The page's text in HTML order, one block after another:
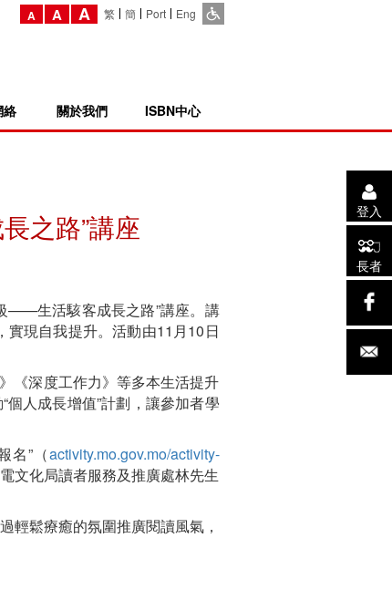
A A A 繁 簡 Port Eng
絡 關於我們 ISBN中心
登入
長者
之路”講座
——生活駭客成長之路”講座。講
實現自我提升。活動由11月10日
《深度工作力》等多本生活提升
人成長增值”計劃，讓參加者學
名”（activity.mo.gov.mo/activity-
文化局讀者服務及推廣處林先生
輕鬆療癒的氛圍推廣閱讀風氣，